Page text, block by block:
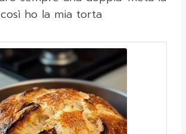
ho la mia torta